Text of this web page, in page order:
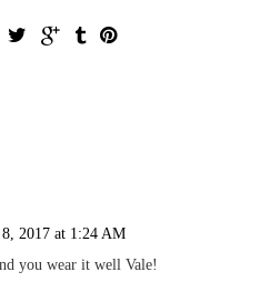
2017 at 1:24 AM
you wear it well Vale!